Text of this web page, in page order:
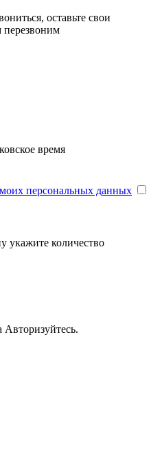
оставьте свои
время
персональных данных
укажите количество
Авторизуйтесь.